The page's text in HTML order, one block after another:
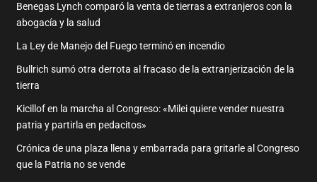
Benegas Lynch comparó la venta de tierras a extranjeros con la
abogacía y la salud
La Ley de Manejo del Fuego terminó en incendio
Bullrich sumó otra derrota al fracaso de la extranjerización de la
tierra
Kicillof en la marcha al Congreso: «Milei quiere vender nuestra
patria y partirla en pedacitos»
Crónica de una plaza llena y embarrada para gritarle al Congreso
que la Patria no se vende